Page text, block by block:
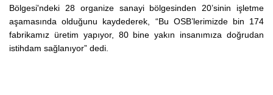
Bölgesi'ndeki 28 organize sanayi bölgesinden 20’sinin işletme
aşamasında olduğunu kaydederek, “Bu OSB’lerimizde bin 174
fabrikamız üretim yapıyor, 80 bine yakın insanımıza doğrudan
istihdam sağlanıyor” dedi.